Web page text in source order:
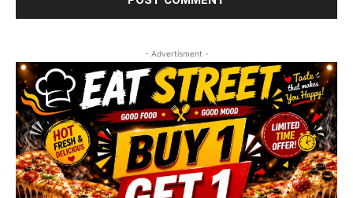
- Advertisment -